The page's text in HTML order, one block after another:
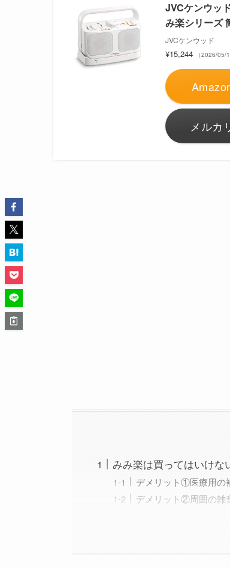
JVCケンウッ
み楽シリーズ
JVCケンウッド
¥15,244 （2026/05/
メルカ
みみ楽は買ってはいけな
デメリット①医療用の
デメリット②周囲の雑